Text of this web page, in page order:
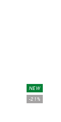
NEW
-21%